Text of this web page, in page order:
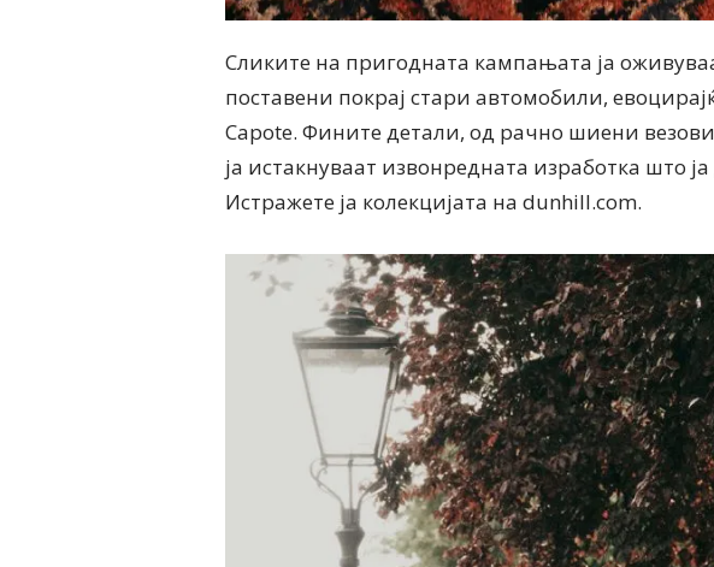
Сликите на пригодната кампањата ја
поставени покрај стари автомобили,
Capote. Фините детали, од рачно шиени
ја истакнуваат извонредната изработка што
Истражете ја колекцијата на dunhill.com.